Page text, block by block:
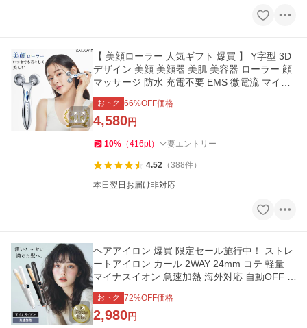
【 美顔ローラー 人気ギフト 爆買 】 Y字型 3D
デザイン 美顔 美顔器 美肌 美容器 ローラー 顔
マッサージ 防水 充電不要 EMS 微電流 マイク
ロカレント
おトク 66%OFF価格
4,580円
10% （416pt） 要エントリー
4.52（388件）
本日翌日お届け非対応
ヘアアイロン 爆買 限定セール施行中！ ストレ
ートアイロン カール 2WAY 24mm コテ 軽量
マイナスイオン 急速加熱 海外対応 自動OFF 1
0階段温度調節
おトク 72%OFF価格
2,980円